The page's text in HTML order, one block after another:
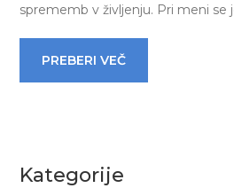
sprememb v življenju. Pri meni se
PREBERI VEČ
Kategorije